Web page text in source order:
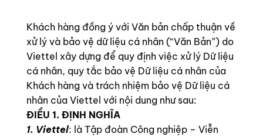
Khách hàng đồng ý với Văn bản chấp thuận về
xử lý và bảo vệ dữ liệu cá nhân (“Văn Bản”) do
Viettel xây dựng để quy định việc xử lý Dữ liệu
cá nhân, quy tắc bảo vệ Dữ liệu cá nhân của
Khách hàng và trách nhiệm bảo vệ Dữ liệu cá
nhân của Viettel với nội dung như sau:
ĐIỀU 1. ĐỊNH NGHĨA
1. Viettel: là Tập đoàn Công nghiệp – Viễn